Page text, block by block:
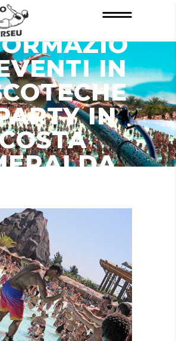
IN
IN
FLYBOARD
TANDEM